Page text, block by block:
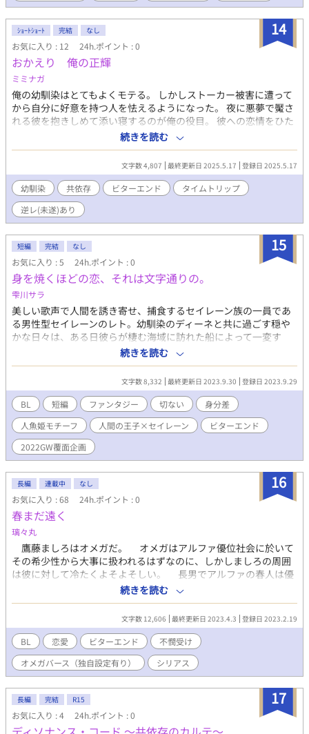
なっていきます。 更に破滅的な性行為へのめり込んでゆこうとす
る、リク。 リクにとっての性行為とは、自傷行為そのものでし
た。 誰にも語ることのなかったリクの過去とは。 自虐的なリクに
振り回されながらも、心惹かれてゆく自分を隠せず戸惑うゼン
ジ。 想いが募り、不器用な愛情表現をし始めたゼンジから逃れよ
うとするとするリク。 ゼンジを想いながらも、リクとの秘密の関
係を終わらせて前へ進む為に動き出す綾。 そんなある日、悲劇は
起きて―― 本音の読めない飄々した破滅的ビッチキャラ、望月リ
ク 真っ直ぐで男気のある無口な男、半井ゼンジ 重い過去を持つ、
蓮波綾 まだ誰も本当の愛を知らない。でも、本当は求めてる。
「ねえ。本当に人を好きになった事、ある？」 奇妙な三角関係が
織りなす、BL青春ラブストーリー。 ※虐待児(サバイバーズチルド
レン)の再生の物語ですので、BLというカテゴリには当てはまらな
いエピソードが含まれます。 ※大まかな変更はありませんが、体
裁や文字校正程度の変更があります。 ※表紙はミカスケ様
(http://misoko.net/)のフリーイラストを使用させて頂いていま
す。
14
ｼｮｰﾄｼｮｰﾄ 完結 なし
お気に入り : 12 24h.ポイント : 0
おかえり 俺の正輝
ミミナガ
俺の幼馴染はとてもよくモテる。 しかしストーカー被害に遭って
から自分に好意を持つ人を怯えるようになった。 夜に悪夢で魘さ
れる彼を抱きしめて添い寝するのが俺の役目。 彼への恋情をひた
隠しにして。 ある日、事件があったあの日にタイムトリップし
た。 彼を助けられるのは今しかない。 俺は彼の幸せのために動き
出した。 全体的に暗いお話です。 地雷避けにタグ注意お願いしま
す。
続きを読む
文字数 4,807 最終更新日 2025.5.17 登録日 2025.5.17
幼馴染 共依存 ビターエンド
タイムトリップ
逆レ(未遂)あり
15
短編 完結 なし
お気に入り : 5 24h.ポイント : 0
身を焼くほどの恋、それは文字通りの。
雫川サラ
美しい歌声で人間を誘き寄せ、捕食するセイレーン族の一員であ
る男性型セイレーンのレト。幼馴染のディーネと共に過ごす穏や
かな日々は、ある日彼らが棲む海域に訪れた船によって一変す
る。 船に乗っていた若い王子に、我を忘れるほどの激しい恋をし
たレトは、捕食対象に恋をした葛藤と、決して叶わぬ恋の苦しみ
から、文字通りその命を燃やすこととなる……。 Twitterにて行わ
れた『2022GW覆面企画』参加作品を加筆修正したものです。 企
画ルール：アンデルセンの童話『人魚姫』の「人魚姫が王子様に
一目惚れ～海に落ちた王子を助けるところ」までを盛り込んだお
話であること。前後の舞台や世界観、キャラ設定のアレンジは自
由に。R18、BL/TL/GL/NL/純文学～ラノベなんでもOK。
続きを読む
文字数 8,332 最終更新日 2023.9.30 登録日 2023.9.29
BL 短編 ファンタジー 切ない
身分差
人魚姫モチーフ
人間の王子×セイレーン
ビターエンド
2022GW覆面企画
16
長編 連載中 なし
お気に入り : 68 24h.ポイント : 0
春まだ遠く
璃々丸
鷹藤ましろはオメガだ。 オメガはアルファ優位社会に於いて
その希少性から大事に扱われるはずなのに、しかしましろの周囲
は彼に対して冷たくよそよそしい。 長男でアルファの春人は優
しいが常に味方では無いし、次男でオメガの夏樹はあからさまに
刺々しく接して来る。 そして父親は仕事にかまけて帰って来な
いしたまに会えば高圧的で怖いばかりだ。 唯一の味方は母親だ
け。 皆から虐げられながらも、健気に生きてきたましろの前に
ひとりのアルファの青年が現れた。 彼はましろが小さな頃、幼
馴染同士だった親達が「お互い子供が生まれたら結婚させよう」
と言う約束の為に婚約した者同士だったと言う。 しかし彼
────本城颯人がましろに大怪我をさせて婚約は半ば立ち消
え、出禁になった。 それから颯人は心身を鍛え、大きくなった
らもう一度謝って関係をやり直したいと思って頑張ってきた事を
真摯に訴えてきた。 それを聞いて心打たれたましろはその気持
ちに応えるべく、許して颯人と関係を再構築する為周囲には内緒
続きを読む
文字数 12,606 最終更新日 2023.4.3 登録日 2023.2.19
BL 恋愛 ビターエンド
不憫受け
オメガバース（独自設定有り）
シリアス
17
長編 完結 R15
お気に入り : 4 24h.ポイント : 0